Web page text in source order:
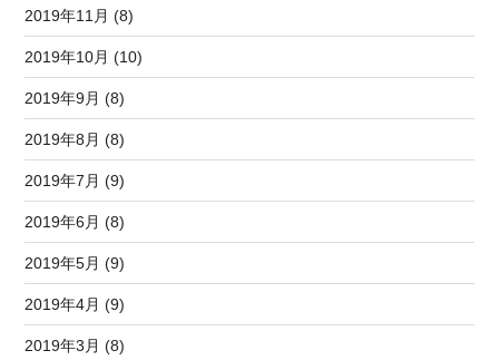
2019年11月 (8)
2019年10月 (10)
2019年9月 (8)
2019年8月 (8)
2019年7月 (9)
2019年6月 (8)
2019年5月 (9)
2019年4月 (9)
2019年3月 (8)